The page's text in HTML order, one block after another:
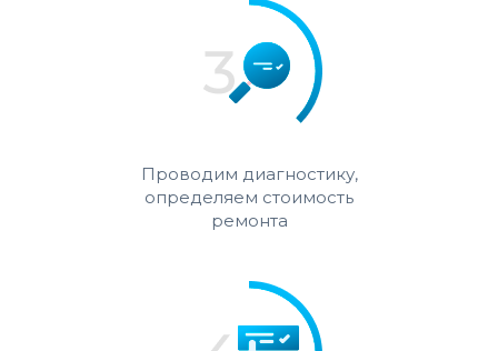
Проводим диагностику,
определяем стоимость
ремонта